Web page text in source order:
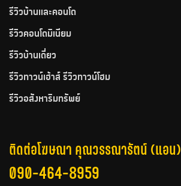
รีวิวบ้านและคอนโด
รีวิวคอนโดมิเนียม
รีวิวบ้านเดี่ยว
รีวิวทาวน์เฮ้าส์ รีวิวทาวน์โฮม
รีวิวอสังหาริมทรัพย์
ติดต่อโฆษณา คุณวรรณารัตน์ (แอน)
090-464-8959